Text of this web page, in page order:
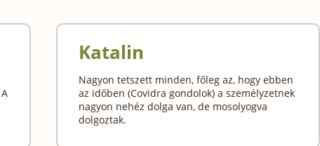
Katalin
Nagyon tetszett minden, főleg az, hogy ebben
az időben (Covidra gondolok) a személyzetnek
nagyon nehéz dolga van, de mosolyogva
dolgoztak.